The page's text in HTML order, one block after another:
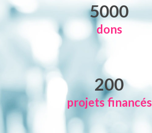
5000
dons
200
projets financés